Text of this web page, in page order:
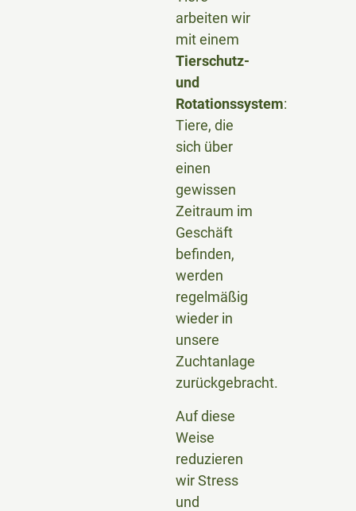
arbeiten wir
mit einem
Tierschutz-
und
Rotationssystem:
Tiere, die
sich über
einen
gewissen
Zeitraum im
Geschäft
befinden,
werden
regelmäßig
wieder in
unsere
Zuchtanlage
zurückgebracht.
Auf diese
Weise
reduzieren
wir Stress
und